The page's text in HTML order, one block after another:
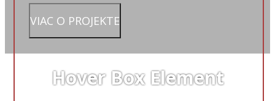
VIAC O PROJEKTE
Hover Box Element